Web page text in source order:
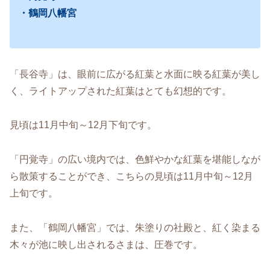
・鶴岡八幡宮
「長谷寺」は、眼前に広がる紅葉と水面に映る紅葉が美し
く、ライトアップされた紅葉はとても幻想的です。
見頃は11月中旬～12月下旬です。
「円覚寺」の広い境内では、色鮮やかな紅葉を堪能しなが
ら散策することができ、こちらの見頃は11月中旬～12月
上旬です。
また、「鶴岡八幡宮」では、朱塗りの社殿と、紅く染まる
木々が池に映し出されるさまは、圧巻です。